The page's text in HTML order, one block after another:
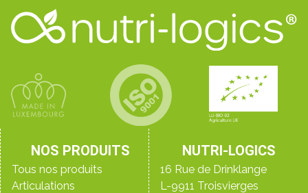
NOS PRODUITS
Tous nos produits
Articulations
NUTRI-LOGICS
16 Rue de Drinklange
L-9911 Troisvierges